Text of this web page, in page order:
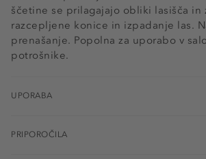
ščetine se prilagajajo obliki lasišča in
razcepljene konice in izpadanje las.
prenašanje. Popolna za uporabo v
potrošnike.
UPORABA
PRIPOROČILA